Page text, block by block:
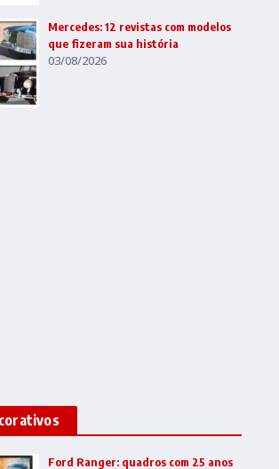
Mercedes: 12 revistas com modelos
que fizeram sua história
03/08/2026
Ford Ranger: quadros com 25 anos